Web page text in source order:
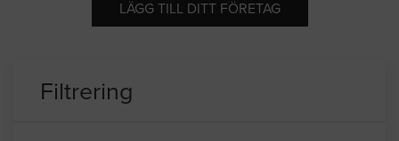
LÄGG TILL DITT FÖRETAG
Filtrering